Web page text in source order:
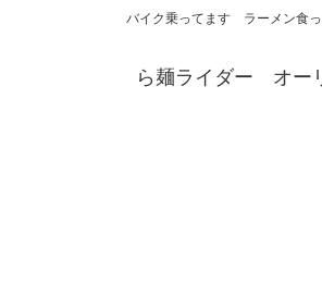
バイク乗ってます ラーメン食
ら麺ライダー オー